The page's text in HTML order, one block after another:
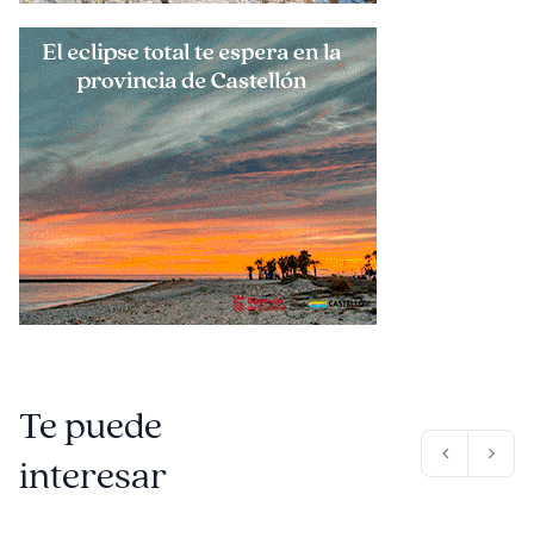
Te puede
interesar